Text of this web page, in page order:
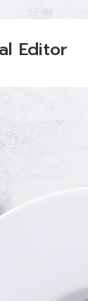
Editor